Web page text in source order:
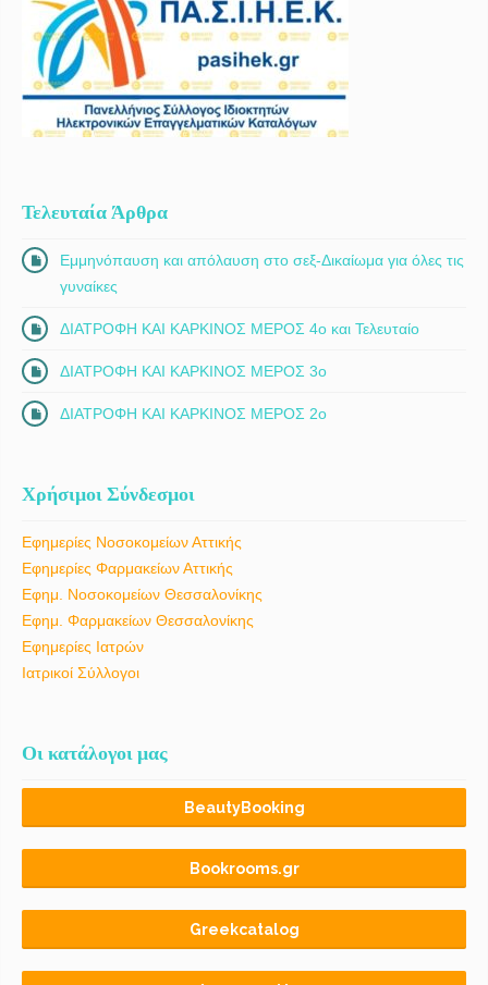
Τελευταία Άρθρα
Εμμηνόπαυση και απόλαυση στο σεξ-Δικαίωμα για όλες τις
γυναίκες
ΔΙΑΤΡΟΦΗ ΚΑΙ ΚΑΡΚΙΝΟΣ ΜΕΡΟΣ 4ο και Τελευταίο
ΔΙΑΤΡΟΦΗ ΚΑΙ ΚΑΡΚΙΝΟΣ ΜΕΡΟΣ 3ο
ΔΙΑΤΡΟΦΗ ΚΑΙ ΚΑΡΚΙΝΟΣ ΜΕΡΟΣ 2ο
Χρήσιμοι Σύνδεσμοι
Εφημερίες Νοσοκομείων Αττικής
Εφημερίες Φαρμακείων Αττικής
Εφημ. Νοσοκομείων Θεσσαλονίκης
Εφημ. Φαρμακείων Θεσσαλονίκης
Εφημερίες Ιατρών
Ιατρικοί Σύλλογοι
Οι κατάλογοι μας
BeautyBooking
Bookrooms.gr
Greekcatalog